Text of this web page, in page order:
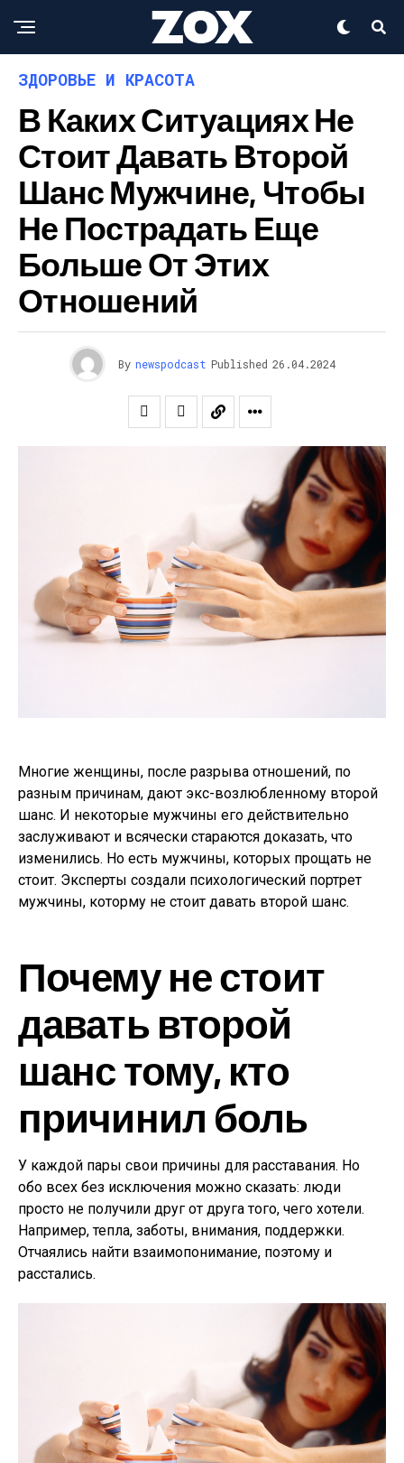
ЗДОРОВЬЕ И КРАСОТА
В Каких Ситуациях Не
Стоит Давать Второй
Шанс Мужчине, Чтобы
Не Пострадать Еще
Больше От Этих
Отношений
By newspodcast Published 26.04.2024
Многие женщины, после разрыва отношений, по
разным причинам, дают экс-возлюбленному второй
шанс. И некоторые мужчины его действительно
заслуживают и всячески стараются доказать, что
изменились. Но есть мужчины, которых прощать не
стоит. Эксперты создали психологический портрет
мужчины, которму не стоит давать второй шанс.
Почему не стоит
давать второй
шанс тому, кто
причинил боль
У каждой пары свои причины для расставания. Но
обо всех без исключения можно сказать: люди
просто не получили друг от друга того, чего хотели.
Например, тепла, заботы, внимания, поддержки.
Отчаялись найти взаимопонимание, поэтому и
расстались.